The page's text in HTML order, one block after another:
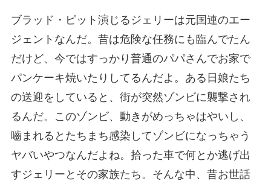
ブラッド・ピット演じるジェリーは元国連のエー
ジェントなんだ。昔は危険な任務にも臨んでたん
だけど、今ではすっかり普通のパパさんでお家で
パンケーキ焼いたりしてるんだよ。ある日娘たち
の送迎をしていると、街が突然ゾンビに襲撃され
るんだ。このゾンビ、動きがめっちゃはやいし、
嚙まれるとたちまち感染してゾンビになっちゃう
ヤバいやつなんだよね。拾った車で何とか逃げ出
すジェリーとその家族たち。そんな中、昔お世話